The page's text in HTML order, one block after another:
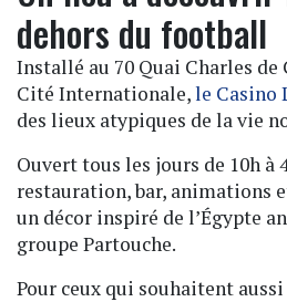
dehors du football
Installé au 70 Quai Charles
Cité Internationale,le Casino
des lieux atypiques de la vie
Ouvert tous les jours de 10h
restauration, bar, animations
un décor inspiré de l’Égypte
groupe Partouche.
Pour ceux qui souhaitent